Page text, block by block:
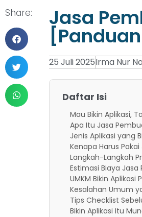
Share: Jasa
25 Juli 2025Irma Nur
Daftar Isi
Mau Bikin Aplikasi,
Apa Itu Jasa
Jenis Aplikasi yang
Kenapa Harus
Langkah-Langkah
Estimasi Biaya
UMKM Bikin Aplikasi
Kesalahan Umum
Tips Checklist
Bikin Aplikasi Itu